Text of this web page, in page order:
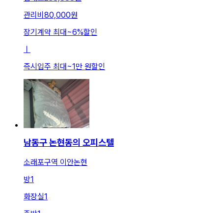
관리비 80,000원
장기계약 최대~6%할인
ㅣ
즉시입주 최대~1만 원할인
남동구 논현동의 오피스텔
소래포구역 이안논현
방1
화장실1